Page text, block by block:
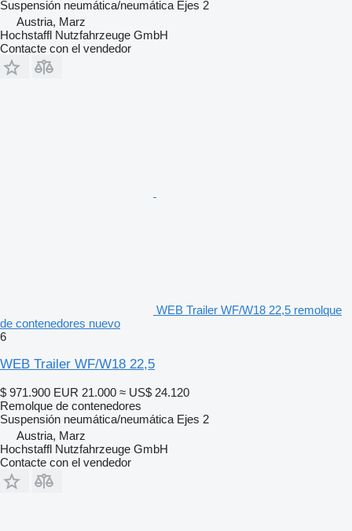
Suspensión neumática/neumática Ejes 2
Austria, Marz
Hochstaffl Nutzfahrzeuge GmbH
Contacte con el vendedor
WEB Trailer WF/W18 22,5 remolque
de contenedores nuevo
6
WEB Trailer WF/W18 22,5
$ 971.900 EUR 21.000 ≈ US$ 24.120
Remolque de contenedores
Suspensión neumática/neumática Ejes 2
Austria, Marz
Hochstaffl Nutzfahrzeuge GmbH
Contacte con el vendedor